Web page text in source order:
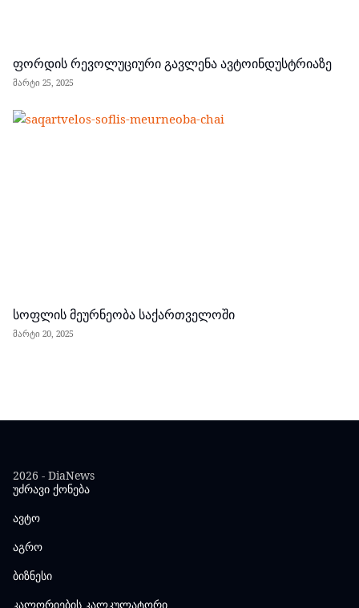
ფორდის რევოლუციური გავლენა ავტოინდუსტრიაზე
მარტი 25, 2025
სოფლის მეურნეობა საქართველოში
მარტი 20, 2025
2026 - DiaNews
უძრავი ქონება
ავტო
აგრო
ბიზნესი
კალორიების კალკულატორი